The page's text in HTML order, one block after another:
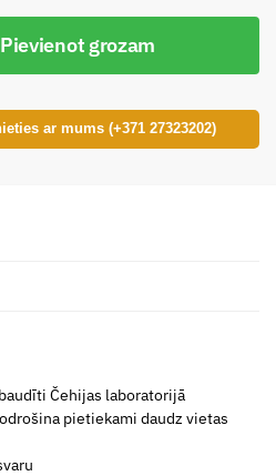
Pievienot grozam
ar mums (+371 27323202)
Čehijas laboratorijā
pietiekami daudz vietas